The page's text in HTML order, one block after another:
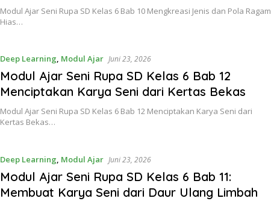
Modul Ajar Seni Rupa SD Kelas 6 Bab 10 Mengkreasi Jenis dan Pola Ragam
Hias…
Deep Learning, Modul Ajar Juni 23, 2026
Modul Ajar Seni Rupa SD Kelas 6 Bab 12
Menciptakan Karya Seni dari Kertas Bekas
Modul Ajar Seni Rupa SD Kelas 6 Bab 12 Menciptakan Karya Seni dari
Kertas Bekas…
Deep Learning, Modul Ajar Juni 23, 2026
Modul Ajar Seni Rupa SD Kelas 6 Bab 11:
Membuat Karya Seni dari Daur Ulang Limbah